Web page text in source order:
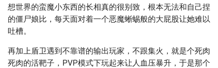
想世界的蛮魔小东西的长相真的很别致，根本无法和自己捏
的僵尸娘比，每天面对着一个恶魔蜥蜴般的大屁股让她难以
吐槽。
再加上盾卫遇到不靠谱的输出玩家，不跟集火，就是个死肉
死肉的活靶子，PVP模式下玩起来让人血压暴升，于是那个